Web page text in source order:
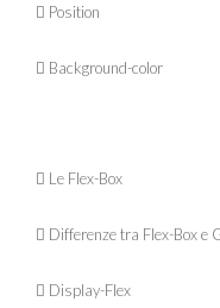
 Position
 Background-color
 Le Flex-Box
 Differenze tra Flex-Box e
 Display-Flex